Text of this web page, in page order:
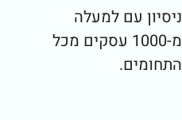
ניסיון עם למעלה
מ-1000 עסקים מכל
התחומים.